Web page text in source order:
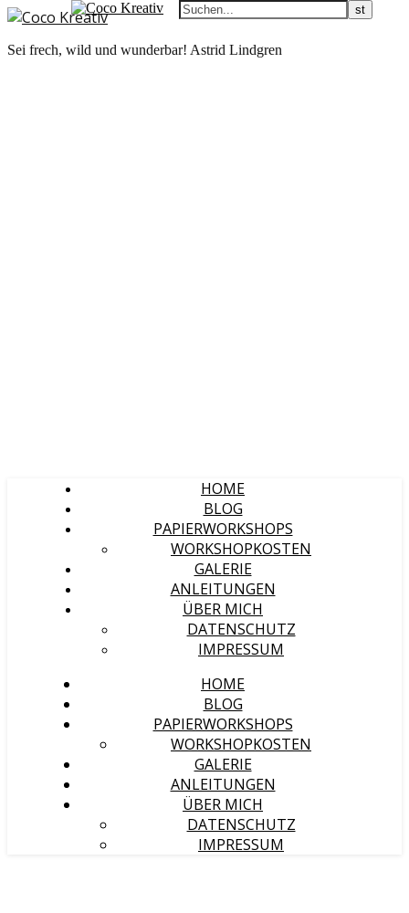
Sei frech, wild und wunderbar! Astrid Lindgren
HOME
BLOG
PAPIERWORKSHOPS
WORKSHOPKOSTEN
GALERIE
ANLEITUNGEN
ÜBER MICH
DATENSCHUTZ
IMPRESSUM
HOME
BLOG
PAPIERWORKSHOPS
WORKSHOPKOSTEN
GALERIE
ANLEITUNGEN
ÜBER MICH
DATENSCHUTZ
IMPRESSUM